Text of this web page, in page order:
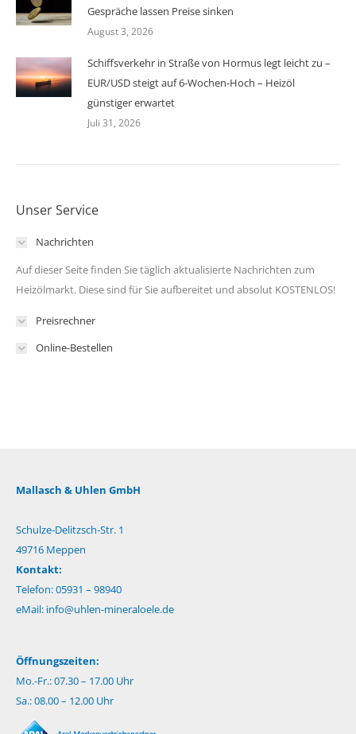
Gespräche lassen Preise sinken
August 3, 2026
Schiffsverkehr in Straße von Hormus legt leicht zu –
EUR/USD steigt auf 6-Wochen-Hoch – Heizöl
günstiger erwartet
Juli 31, 2026
Unser Service
Nachrichten
Auf dieser Seite finden Sie täglich aktualisierte Nachrichten zum
Heizölmarkt. Diese sind für Sie aufbereitet und absolut KOSTENLOS!
Preisrechner
Online-Bestellen
Mallasch & Uhlen GmbH
Schulze-Delitzsch-Str. 1
49716 Meppen
Kontakt:
Telefon: 05931 – 98940
eMail: info@uhlen-mineraloele.de
Öffnungszeiten:
Mo.-Fr.: 07.30 – 17.00 Uhr
Sa.: 08.00 – 12.00 Uhr